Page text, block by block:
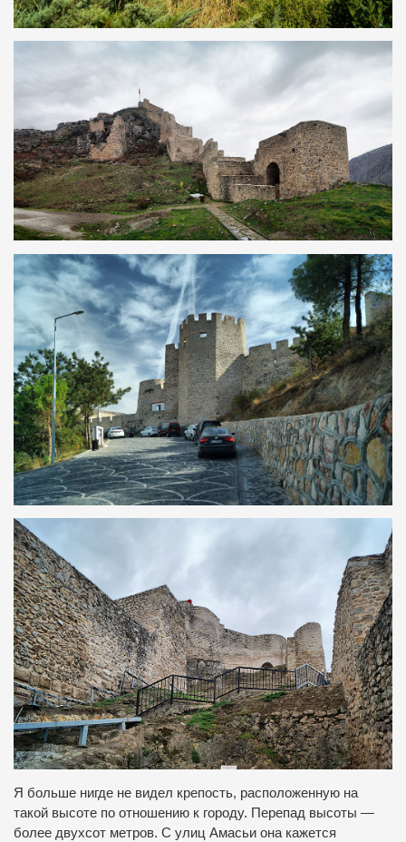
Я больше нигде не видел крепость, расположенную на
такой высоте по отношению к городу. Перепад высоты —
более двухсот метров. С улиц Амасьи она кажется